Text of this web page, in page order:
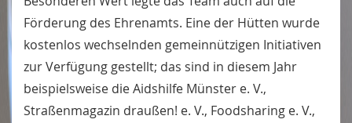
Förderung des Ehrenamts. Eine der Hütten wurde
kostenlos wechselnden gemeinnützigen Initiativen
zur Verfügung gestellt; das sind in diesem Jahr
beispielsweise die Aidshilfe Münster e. V.,
Straßenmagazin draußen! e. V., Foodsharing e. V.,